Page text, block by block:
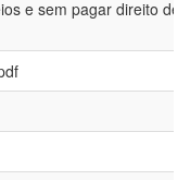
e sem pagar direito de